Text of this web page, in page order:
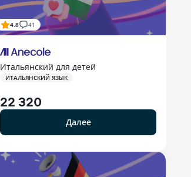
4.8 41
Итальянский для детей
ИТАЛЬЯНСКИЙ ЯЗЫК
22 320
Далее